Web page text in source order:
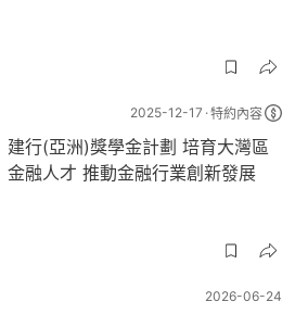
2025-12-17 特約內容
建行(亞洲)獎學金計劃 培育大灣區
金融人才 推動金融行業創新發展
2026-06-24